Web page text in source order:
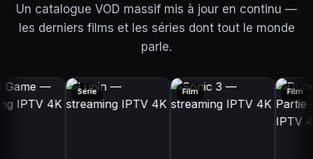
Un catalogue VOD massif mis à jour en continu —
les derniers films et les séries dont tout le monde
parle.
Série Film